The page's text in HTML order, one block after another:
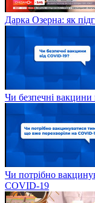
Дарка Озерна: як
Чи безпечні
Чи потрібно
COVID-19